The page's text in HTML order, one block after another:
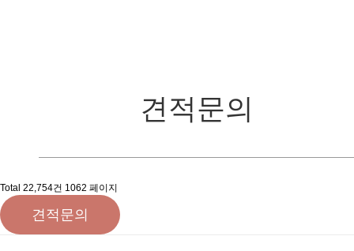
견적문의
Total 22,754건 1062 페이지
견적문의